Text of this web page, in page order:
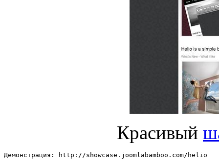
Красивый
Демонстрация: http://showcase.joomlabamboo.com/helio